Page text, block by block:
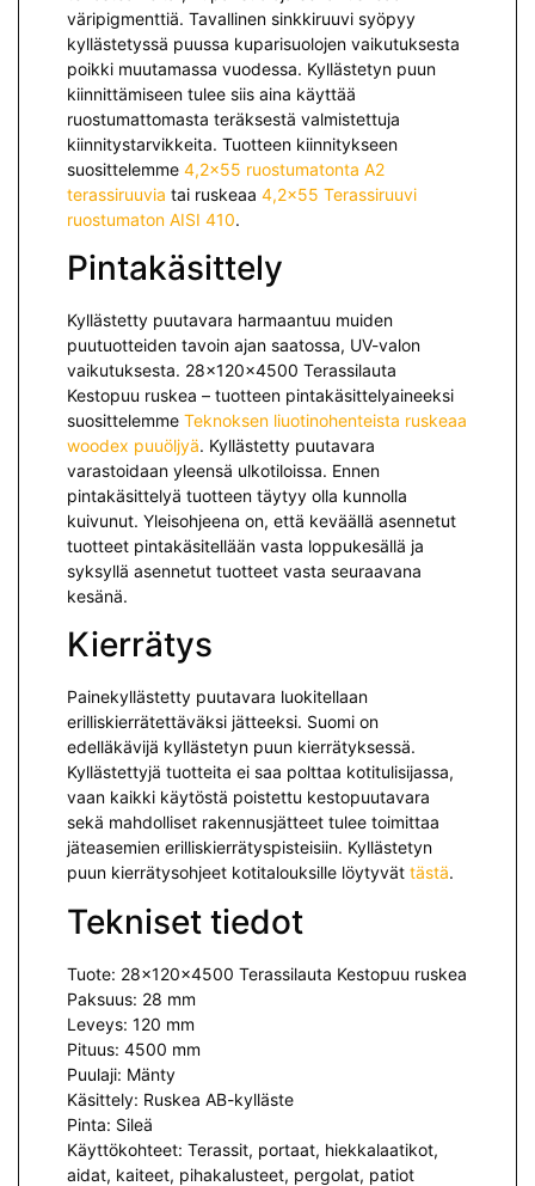
väripigmenttiä. Tavallinen sinkkiruuvi syöpyy
kyllästetyssä puussa kuparisuolojen vaikutuksesta
poikki muutamassa vuodessa. Kyllästetyn puun
kiinnittämiseen tulee siis aina käyttää
ruostumattomasta teräksestä valmistettuja
kiinnitystarvikkeita. Tuotteen kiinnitykseen
suosittelemme 4,2×55 ruostumatonta A2
terassiruuvia tai ruskeaa 4,2×55 Terassiruuvi
ruostumaton AISI 410.
Pintakäsittely
Kyllästetty puutavara harmaantuu muiden
puutuotteiden tavoin ajan saatossa, UV-valon
vaikutuksesta. 28x120x4500 Terassilauta
Kestopuu ruskea – tuotteen pintakäsittelyaineeksi
suosittelemme Teknoksen liuotinohenteista ruskeaa
woodex puuöljyä. Kyllästetty puutavara
varastoidaan yleensä ulkotiloissa. Ennen
pintakäsittelyä tuotteen täytyy olla kunnolla
kuivunut. Yleisohjeena on, että keväällä asennetut
tuotteet pintakäsitellään vasta loppukesällä ja
syksyllä asennetut tuotteet vasta seuraavana
kesänä.
Kierrätys
Painekyllästetty puutavara luokitellaan
erilliskierrätettäväksi jät­teeksi. Suomi on
edelläkävijä kyllästetyn puun kierrätyksessä.
Kyllästettyjä tuotteita ei saa polttaa kotitulisijassa,
vaan kaikki käytöstä poistettu kestopuutavara
sekä mah­dolliset rakennusjätteet tulee toimittaa
jäteasemien erilliskierrätyspisteisiin. Kyllästetyn
puun kierrätysohjeet kotitalouksille löytyvät tästä.
Tekniset tiedot
Tuote: 28x120x4500 Terassilauta Kestopuu ruskea
Paksuus: 28 mm
Leveys: 120 mm
Pituus: 4500 mm
Puulaji: Mänty
Käsittely: Ruskea AB-kylläste
Pinta: Sileä
Käyttökohteet: Terassit, portaat, hiekkalaatikot,
aidat, kaiteet, pihakalusteet, pergolat, patiot